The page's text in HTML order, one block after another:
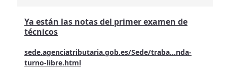
Ya están las notas del primer examen de
técnicos
sede.agenciatributaria.gob.es/Sede/traba...nda-
turno-libre.html